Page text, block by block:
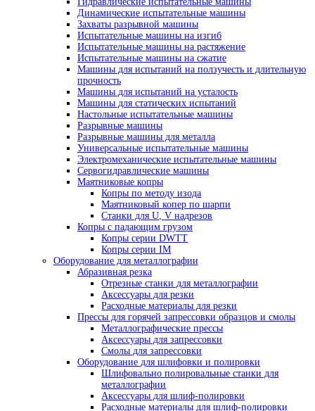
Оптико-эмиссионные спектрометры
Атомно-абсорбционные спектрометры
Спектрометры с индуктивно-
Аксессуары и комплектующие
Рентгенофлуоресцентные спектрометры
Испытательные машины
Гидравлические испытательные машины
Динамические испытательные машины
Захваты разрывной машины
Испытательные машины на изгиб
Испытательные машины на растяжение
Испытательные машины на сжатие
Машины для испытаний на ползучесть и
прочность
Машины для испытаний на усталость
Машины для статических испытаний
Настольные испытательные машины
Разрывные машины
Разрывные машины для металла
Универсальные испытательные машины
Электромеханические испытательные
Сервогидравлические машины
Маятниковые копры
Копры по методу изода
Маятниковый копер по шарпи
Станки для U, V надрезов
Копры с падающим грузом
Копры серии DWTT
Копры серии IM
Оборудование для металлографии
Абразивная резка